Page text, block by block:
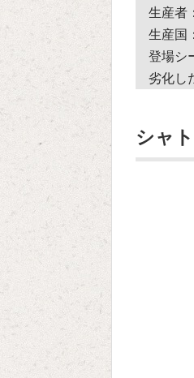
生産者
生産国
登場シ
劣化し
シャ